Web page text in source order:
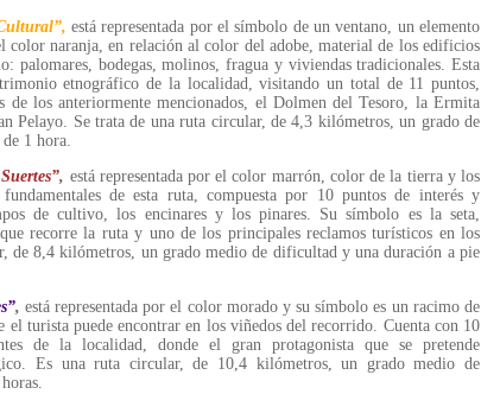
está representada por el símbolo de un ventano, un elemento
color naranja, en relación al color del adobe, material de los edificios
palomares, bodegas, molinos, fragua y viviendas tradicionales. Esta
etnográfico de la localidad, visitando un total de 11 puntos,
de los anteriormente mencionados, el Dolmen del Tesoro, la Ermita
Pelayo. Se trata de una ruta circular, de 4,3 kilómetros, un grado de
1 hora.
, está representada por el color marrón, color de la tierra y los
de esta ruta, compuesta por 10 puntos de interés y
de cultivo, los encinares y los pinares. Su símbolo es la seta,
recorre la ruta y uno de los principales reclamos turísticos en los
de 8,4 kilómetros, un grado medio de dificultad y una duración a pie
, está representada por el color morado y su símbolo es un racimo de
el turista puede encontrar en los viñedos del recorrido. Cuenta con 10
de la localidad, donde el gran protagonista que se pretende
Es una ruta circular, de 10,4 kilómetros, un grado medio de